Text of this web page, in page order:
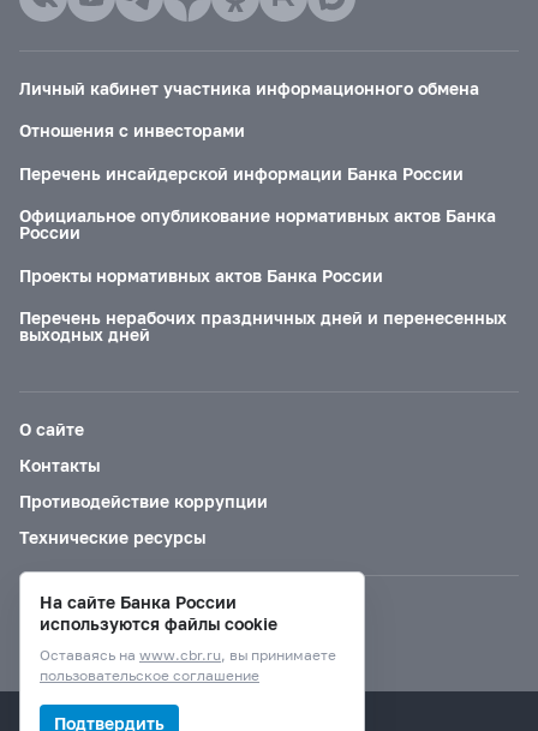
Личный кабинет участника информационного обмена
Отношения с инвесторами
Перечень инсайдерской информации Банка России
Официальное опубликование нормативных актов Банка
России
Проекты нормативных актов Банка России
Перечень нерабочих праздничных дней и перенесенных
выходных дней
О сайте
Контакты
Противодействие коррупции
Технические ресурсы
Версия для слабовидящих
© Банк России, 2000–2026.
На сайте Банка России
используются файлы cookie
Оставаясь на www.cbr.ru, вы принимаете
пользовательское соглашение
Подтвердить